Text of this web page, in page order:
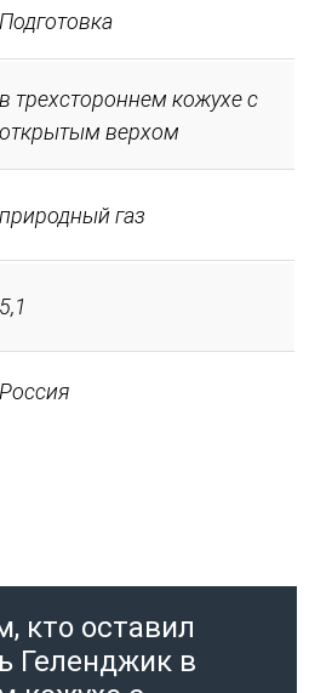
Подготовка
в трехстороннем кожухе с
открытым верхом
природный газ
5,1
Россия
кто оставил
Геленджик в